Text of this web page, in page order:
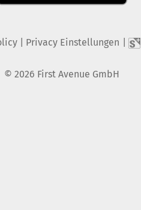
| Privacy Einstellungen
© 2026 First Avenue GmbH